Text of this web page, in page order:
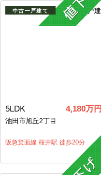
中古一戸建て
5LDK 4,180万円
池田市旭丘2丁目
阪急箕面線 桜井駅 徒歩20分